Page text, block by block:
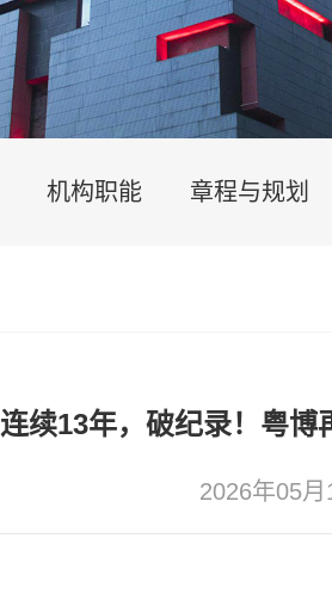
机构职能 章程与规划
连续13年，破纪录！粤博
2026年05月